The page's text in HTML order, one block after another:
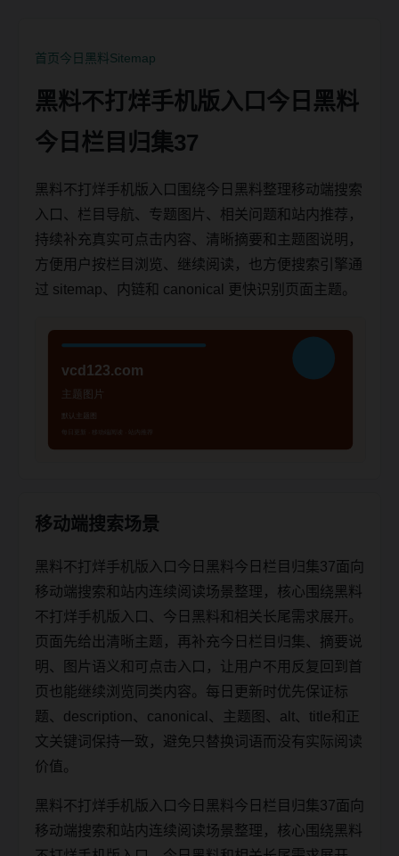
首页今日黑料Sitemap
黑料不打烊手机版入口今日黑料
今日栏目归集37
黑料不打烊手机版入口围绕今日黑料整理移动端搜索
入口、栏目导航、专题图片、相关问题和站内推荐，
持续补充真实可点击内容、清晰摘要和主题图说明，
方便用户按栏目浏览、继续阅读，也方便搜索引擎通
过 sitemap、内链和 canonical 更快识别页面主题。
移动端搜索场景
黑料不打烊手机版入口今日黑料今日栏目归集37面向
移动端搜索和站内连续阅读场景整理，核心围绕黑料
不打烊手机版入口、今日黑料和相关长尾需求展开。
页面先给出清晰主题，再补充今日栏目归集、摘要说
明、图片语义和可点击入口，让用户不用反复回到首
页也能继续浏览同类内容。每日更新时优先保证标
题、description、canonical、主题图、alt、title和正
文关键词保持一致，避免只替换词语而没有实际阅读
价值。
黑料不打烊手机版入口今日黑料今日栏目归集37面向
移动端搜索和站内连续阅读场景整理，核心围绕黑料